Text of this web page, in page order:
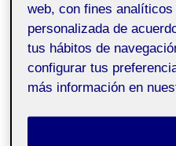
Fem una pausa i
lectura tancada per
de "literatura del jo".
Carme Riera. En una
Palmés, que li
veritat autobiogràfica,
web, con fines
personalizada de
tus hábitos de
configurar tus
más información en